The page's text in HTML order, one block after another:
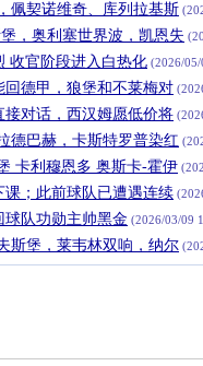
佩契诺维奇、库列拉基斯
，奥利塞世界波，凯恩失
收官阶段进入白热化 (2026/
德甲，狼堡和不莱梅对
对话，西汉姆愿低价将
德巴赫，卡斯特罗普染红
卡利穆恩多 奥斯卡-霍伊
；此前球队已遭遇连续
队功勋主帅黑金 (2026/03/09
斯堡，莱韦林双响，纳尔